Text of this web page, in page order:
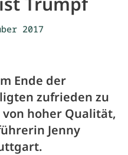
2017
Ende der
zufrieden zu
hoher Qualität,
Jenny